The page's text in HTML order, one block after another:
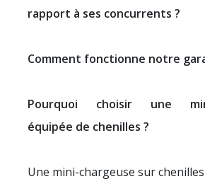
rapport à ses concurrents ?
Comment fonctionne notre
Pourquoi choisir une
équipée de chenilles ?
Une mini-chargeuse sur